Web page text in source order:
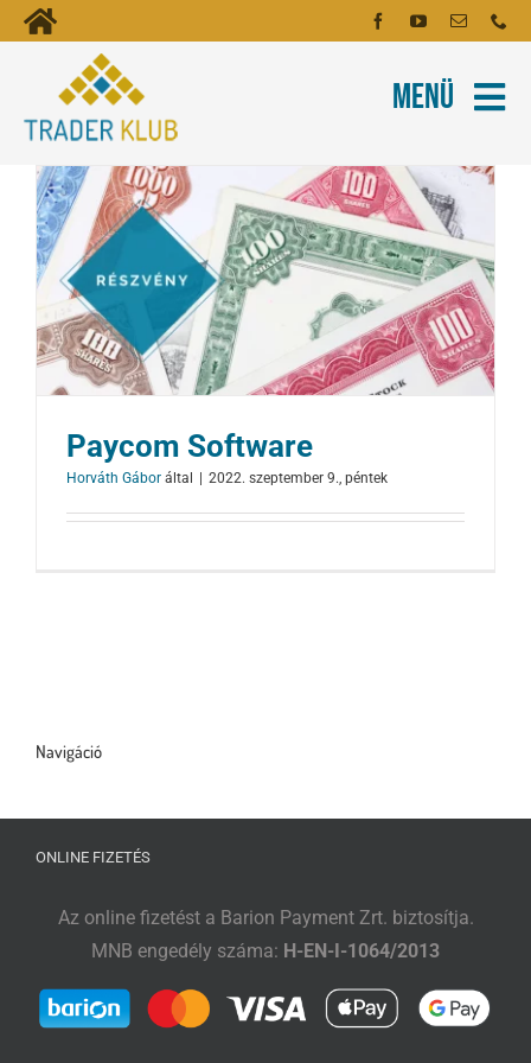
Kihagyás
Toggle
Navigation
Kezdőoldal
Fiókom
Hírlevél
Kapcsolat
Menü
Oktatóanyagok
Tartalmak
Képzés
Robotok
Paycom Software
Horváth Gábor által 2022. szeptember 9., péntek
Navigáció
ONLINE FIZETÉS
Az online fizetést a Barion Payment Zrt. biztosítja.
MNB engedély száma: H-EN-I-1064/2013